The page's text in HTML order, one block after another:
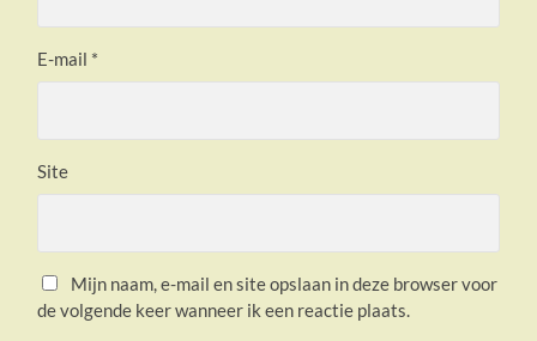
E-mail *
Site
Mijn naam, e-mail en site opslaan in deze browser voor
de volgende keer wanneer ik een reactie plaats.